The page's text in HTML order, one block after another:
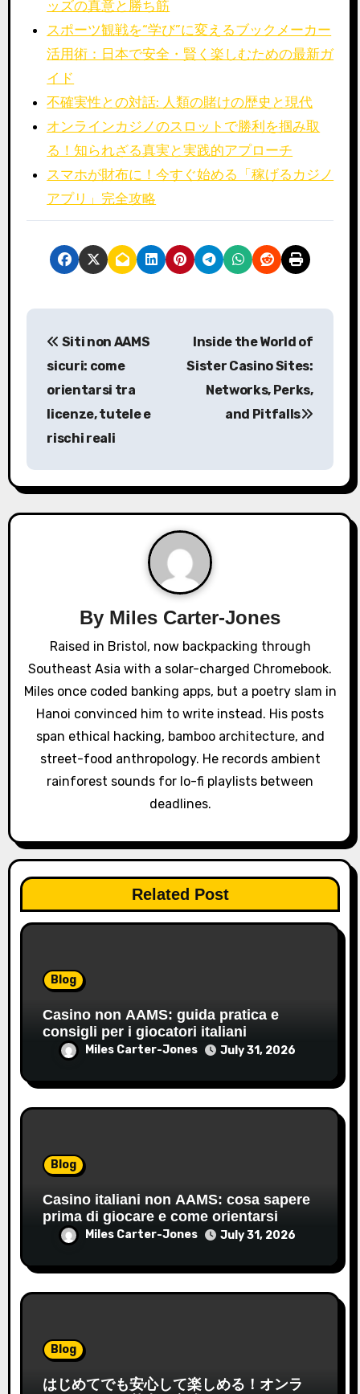
ッズの真意と勝ち筋
スポーツ観戦を“学び”に変えるブックメーカー
活用術：日本で安全・賢く楽しむための最新ガ
イド
不確実性との対話: 人類の賭けの歴史と現代
オンラインカジノのスロットで勝利を掴み取
る！知られざる真実と実践的アプローチ
スマホが財布に！今すぐ始める「稼げるカジノ
アプリ」完全攻略
a
v
i
o
n
Siti non AAMS
sicuri: come
orientarsi tra
licenze, tutele e
rischi reali
Inside the World of
Sister Casino Sites:
Networks, Perks,
and Pitfalls
By Miles Carter-Jones
Raised in Bristol, now backpacking through
Southeast Asia with a solar-charged Chromebook.
Miles once coded banking apps, but a poetry slam in
Hanoi convinced him to write instead. His posts
span ethical hacking, bamboo architecture, and
street-food anthropology. He records ambient
rainforest sounds for lo-fi playlists between
deadlines.
Related Post
Blog
Casino non AAMS: guida pratica e
consigli per i giocatori italiani
Miles Carter-Jones July 31, 2026
Blog
Casino italiani non AAMS: cosa sapere
prima di giocare e come orientarsi
Miles Carter-Jones July 31, 2026
Blog
はじめてでも安心して楽しめる！オンラ